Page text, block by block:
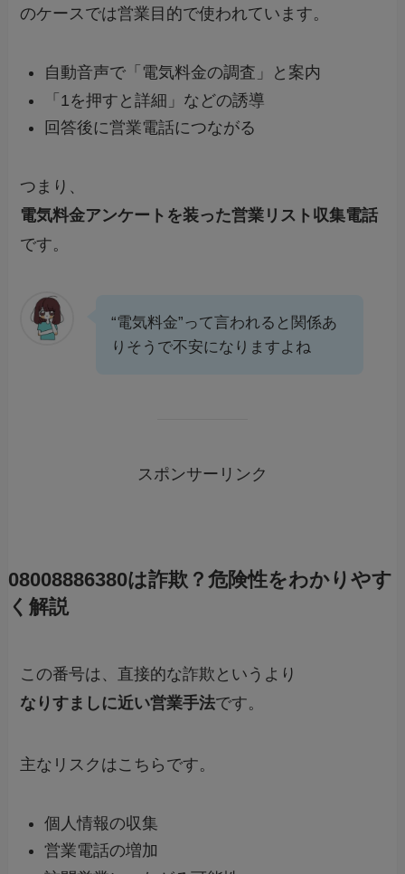
のケースでは営業目的で使われています。
自動音声で「電気料金の調査」と案内
「1を押すと詳細」などの誘導
回答後に営業電話につながる
つまり、
電気料金アンケートを装った営業リスト収集電話
です。
“電気料金”って言われると関係あ
りそうで不安になりますよね
スポンサーリンク
08008886380は詐欺？危険性をわかりやす
く解説
この番号は、直接的な詐欺というより
なりすましに近い営業手法です。
主なリスクはこちらです。
個人情報の収集
営業電話の増加